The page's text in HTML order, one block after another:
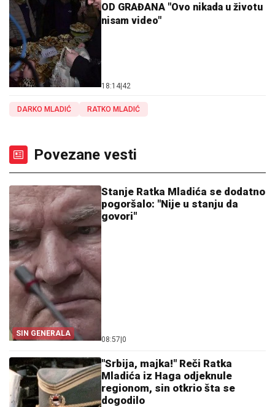
OD GRAĐANA "Ovo nikada u životu
nisam video"
18:14 42
DARKO MLADIĆ RATKO MLADIĆ
Povezane vesti
SIN GENERALA
Stanje Ratka Mladića se dodatno
pogoršalo: "Nije u stanju da
govori"
08:57 0
"Srbija, majka!" Reči Ratka
Mladića iz Haga odjeknule
regionom, sin otkrio šta se
dogodilo